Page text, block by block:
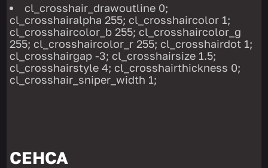
cl_crosshair_drawoutline 0;
cl_crosshairalpha 255; cl_crosshaircolor 1;
cl_crosshaircolor_b 255; cl_crosshaircolor_g
255; cl_crosshaircolor_r 255; cl_crosshairdot 1;
cl_crosshairgap -3; cl_crosshairsize 1.5;
cl_crosshairstyle 4; cl_crosshairthickness 0;
cl_crosshair_sniper_width 1;
СЕНСА